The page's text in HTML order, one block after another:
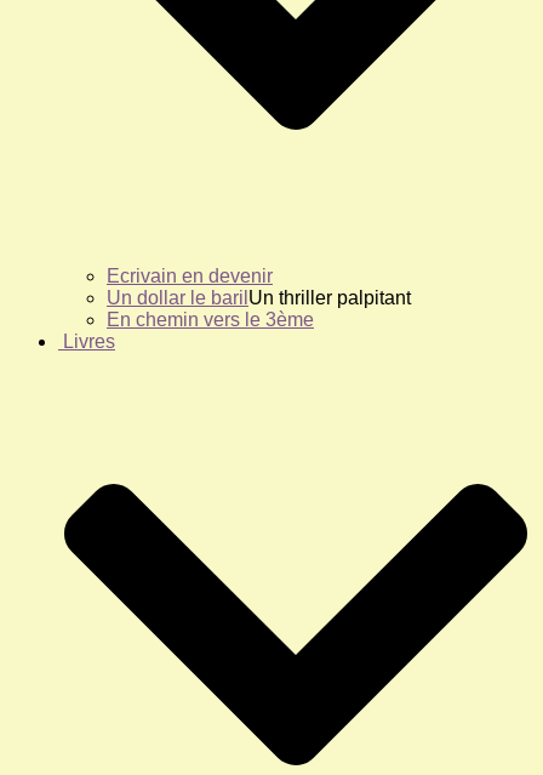
Ecrivain en devenir
Un dollar le baril Un thriller palpitant
En chemin vers le 3ème
Livres